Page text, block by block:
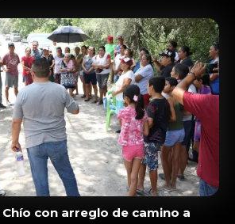
con arreglo de camino a